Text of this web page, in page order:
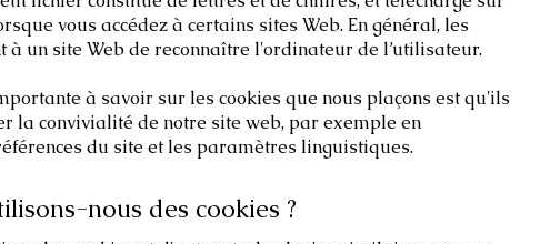
vous accédez à certains sites Web. En général, les
à un site Web de reconnaître l'ordinateur de l’utilisateur.
à savoir sur les cookies que nous plaçons est qu'ils
la convivialité de notre site web, par exemple en
du site et les paramètres linguistiques.
nous des cookies ?